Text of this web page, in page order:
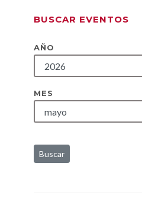
BUSCAR EVENTOS
AÑO
MES
Buscar